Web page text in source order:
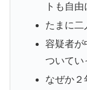
トも自
たまに二
容疑者が
ついてい
なぜか２